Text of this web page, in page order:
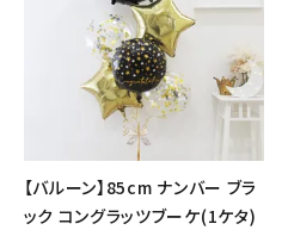
【バルーン】85cm ナンバー ブラ
ック コングラッツブーケ(1ケタ)